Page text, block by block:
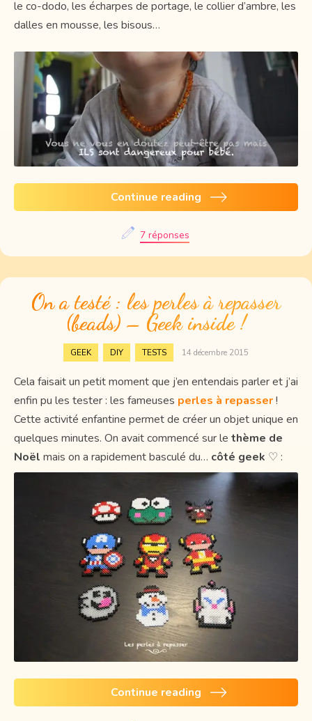
le co-dodo, les écharpes de portage, le collier d’ambre, les
dalles en mousse, les bisous…
Continue reading
7 réponses
On a testé : les perles à repasser
(beads) – Geek inside !
GEEK DIY TESTS 14 décembre 2015
Cela faisait un petit moment que j’en entendais parler et j’ai
enfin pu les tester : les fameuses perles à repasser!
Cette activité enfantine permet de créer un objet unique en
quelques minutes. On avait commencé sur le thème de
Noël mais on a rapidement basculé du… côté geek ♡ :
Continue reading